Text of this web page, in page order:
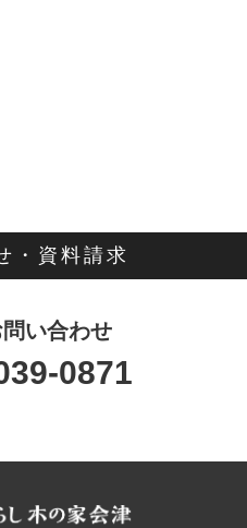
・資料請求
い合わせ
0871